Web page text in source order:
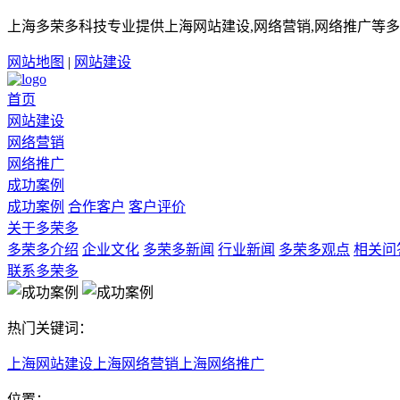
上海多荣多科技专业提供上海网站建设,网络营销,网络推广等
网站地图 | 网站建设
首页
网站建设
网络营销
网络推广
成功案例
成功案例 合作客户 客户评价
关于多荣多
多荣多介绍 企业文化 多荣多新闻 行业新闻 多荣多观点 相关问
联系多荣多
热门关键词：
上海网站建设 上海网络营销 上海网络推广